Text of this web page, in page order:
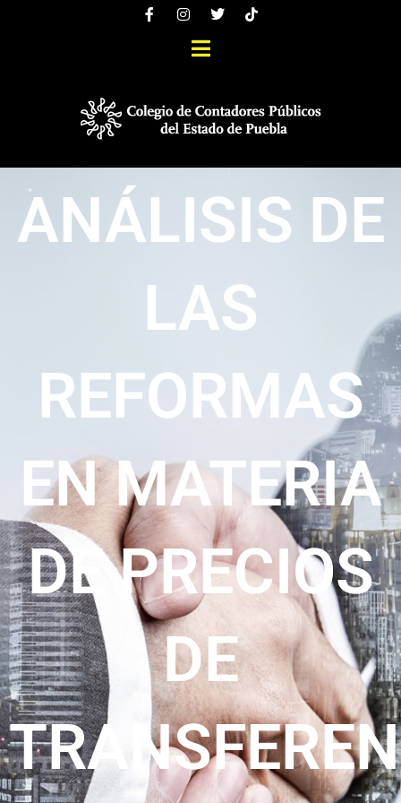
ANÁLISIS DE
LAS
REFORMAS
EN MATERIA
DE PRECIOS
DE